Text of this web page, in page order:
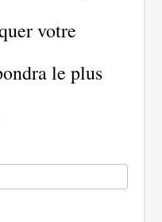
votre
le plus